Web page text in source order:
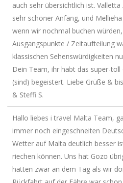
auch sehr übersichtlich ist.
sehr schöner Anfang, und
wenn wir nochmal buchen
Ausgangspunkte / Zeitaufteilung
klassischen Sehenswürdigkeiten
Dein Team, ihr habt das super-
(sind) begeistert. Liebe Grüße &
& Steffi S.
Hallo liebes i travel Malta Team,
immer noch eingeschneiten
Wetter auf Malta deutlich besser
riechen können. Uns hat Gozo
hatten zwar an dem Tag als wir